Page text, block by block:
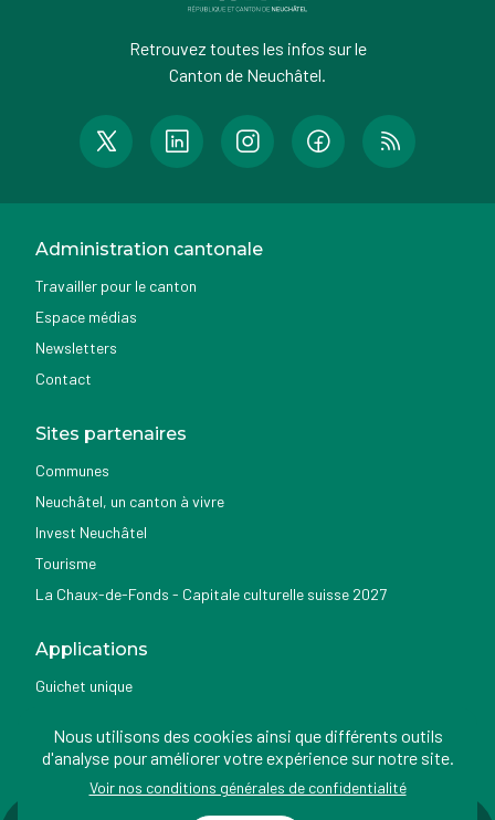
Retrouvez toutes les infos sur le
Canton de Neuchâtel.
Administration cantonale
Travailler pour le canton
Espace médias
Newsletters
Contact
Sites partenaires
Communes
Neuchâtel, un canton à vivre
Invest Neuchâtel
Tourisme
La Chaux-de-Fonds - Capitale culturelle suisse 2027
Applications
Guichet unique
Nemo news
Nous utilisons des cookies ainsi que différents outils
d'analyse pour améliorer votre expérience sur notre site.
Voir nos conditions générales de confidentialité